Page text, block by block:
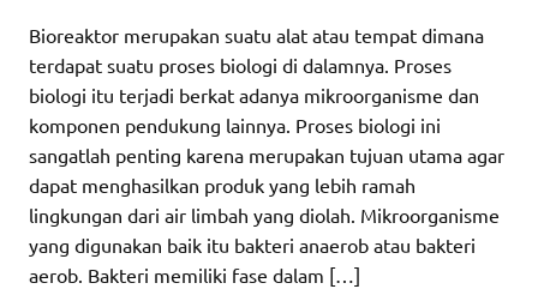
Bioreaktor merupakan suatu alat atau tempat dimana
terdapat suatu proses biologi di dalamnya. Proses
biologi itu terjadi berkat adanya mikroorganisme dan
komponen pendukung lainnya. Proses biologi ini
sangatlah penting karena merupakan tujuan utama agar
dapat menghasilkan produk yang lebih ramah
lingkungan dari air limbah yang diolah. Mikroorganisme
yang digunakan baik itu bakteri anaerob atau bakteri
aerob. Bakteri memiliki fase dalam […]